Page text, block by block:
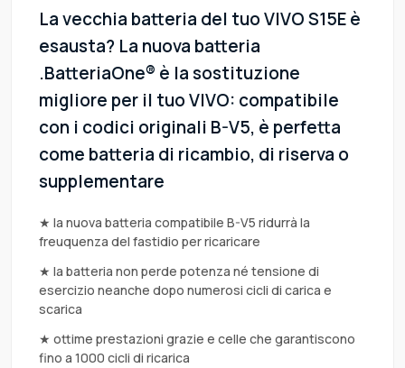
La vecchia batteria del tuo VIVO S15E è
esausta? La nuova batteria
.BatteriaOne® è la sostituzione
migliore per il tuo VIVO: compatibile
con i codici originali B-V5, è perfetta
come batteria di ricambio, di riserva o
supplementare
★ la nuova batteria compatibile B-V5 ridurrà la
freuquenza del fastidio per ricaricare
★ la batteria non perde potenza né tensione di
esercizio neanche dopo numerosi cicli di carica e
scarica
★ ottime prestazioni grazie e celle che garantiscono
fino a 1000 cicli di ricarica